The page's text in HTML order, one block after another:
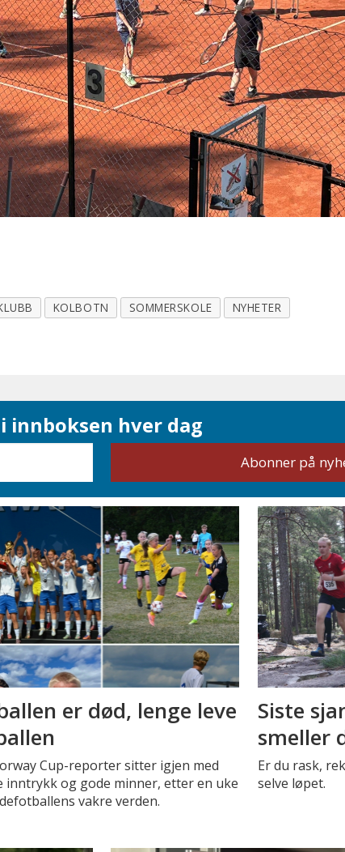
KOLBOTN SOMMERSKOLE NYHETER
innboksen hver dag
er død, lenge leve
Cup-reporter sitter igjen med
inntrykk og gode minner, etter en uke
vakre verden.
Siste
smeller
Er du rask,
selve løpet.